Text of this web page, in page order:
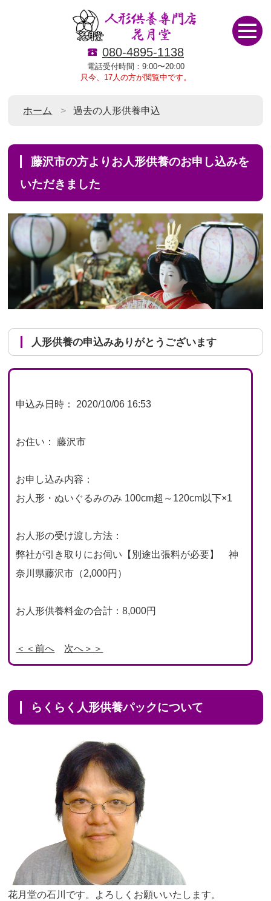
080-4895-1138
電話受付時間：9:00〜20:00
只今、17人の方が閲覧中です。
ホーム 過去の人形供養申込
藤沢市の方よりお人形供養のお申し込みを
いただきました
人形供養の申込みありがとうございます
申込み日時： 2020/10/06 16:53
お住い： 藤沢市
お申し込み内容：
お人形・ぬいぐるみのみ 100cm超～120cm以下×1
お人形の受け渡し方法：
弊社が引き取りにお伺い【別途出張料が必要】 神
奈川県藤沢市（2,000円）
お人形供養料金の合計：8,000円
＜＜前へ 次へ＞＞
らくらく人形供養パックについて
花月堂の石川です。よろしくお願いいたします。